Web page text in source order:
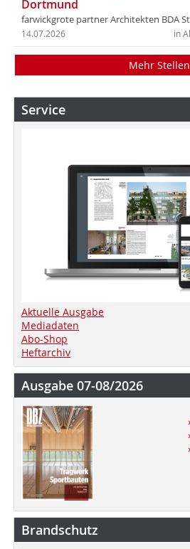
Dortmund
farwickgrote partner Architekten BDA
in
14.07.2026
Mehr Stellen
Service
Aktuelle Ausgabe
Mediadaten
Abo-Shop
Heftarchiv
Ausgabe 07-08/2026
Brandschutz